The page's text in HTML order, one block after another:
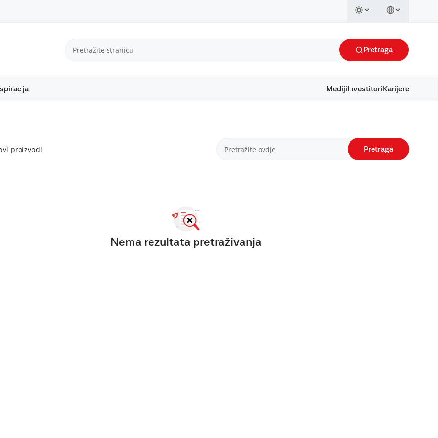
Pretraga
Mediji Investitori Karijere
proizvodi Pretraga
Nema rezultata pretraživanja